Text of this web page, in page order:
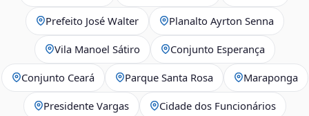
Prefeito José Walter Planalto Ayrton Senna
Vila Manoel Sátiro Conjunto Esperança
Conjunto Ceará Parque Santa Rosa Maraponga
Presidente Vargas Cidade dos Funcionários